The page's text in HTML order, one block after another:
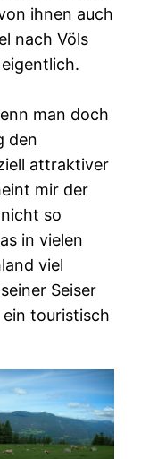
ihnen auch
nach Völs
man doch
den
attraktiver
mir der
so
in vielen
viel
Seiser
touristisch